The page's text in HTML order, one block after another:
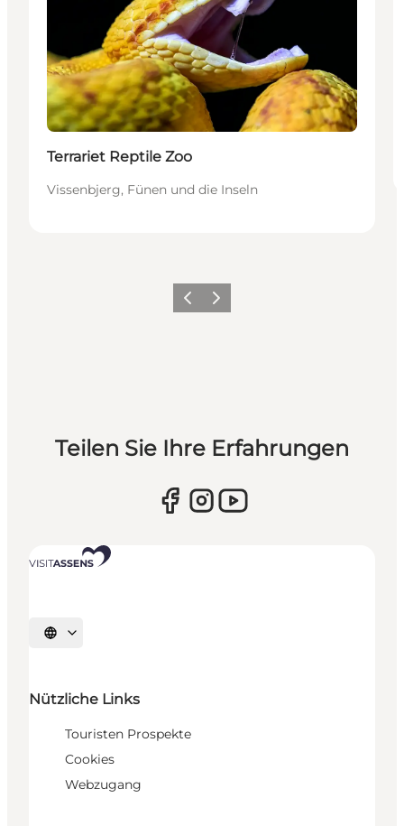
Terrariet Reptile Zoo
Vissenbjerg, Fünen und die Inseln
ZurückWeiter
Teilen Sie Ihre Erfahrungen
Sprache auswählen
Nützliche Links
Touristen Prospekte
Cookies
Webzugang